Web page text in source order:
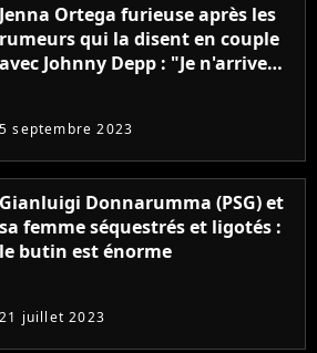
Jenna Ortega furieuse après les
rumeurs qui la disent en couple
avec Johnny Depp : "Je n'arrive
5 septembre 2023
Gianluigi Donnarumma (PSG) et
sa femme séquestrés et ligotés :
le butin est énorme
21 juillet 2023